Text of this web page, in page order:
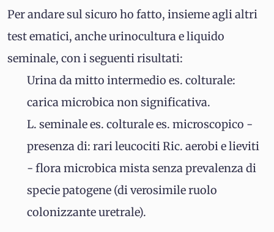
Per andare sul sicuro ho fatto, insieme agli altri
test ematici, anche urinocultura e liquido
seminale, con i seguenti risultati:
Urina da mitto intermedio es. colturale:
carica microbica non significativa.
L. seminale es. colturale es. microscopico -
presenza di: rari leucociti Ric. aerobi e lieviti
- flora microbica mista senza prevalenza di
specie patogene (di verosimile ruolo
colonizzante uretrale).